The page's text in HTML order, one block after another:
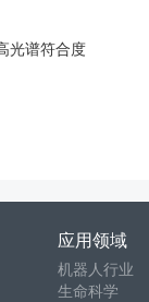
光谱符合度
应用领域
机器人行业
生命科学